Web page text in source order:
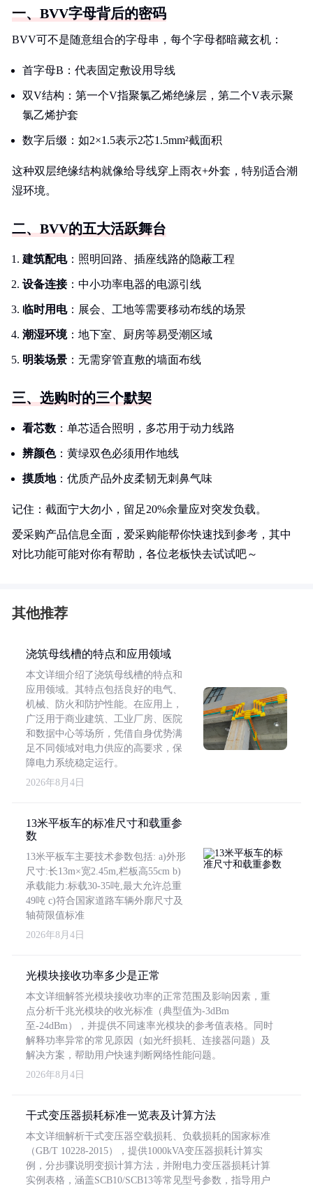
一、BVV字母背后的密码
BVV可不是随意组合的字母串，每个字母都暗藏玄机：
首字母B：代表固定敷设用导线
双V结构：第一个V指聚氯乙烯绝缘层，第二个V表示聚
氯乙烯护套
数字后缀：如2×1.5表示2芯1.5mm²截面积
这种双层绝缘结构就像给导线穿上雨衣+外套，特别适合潮
湿环境。
二、BVV的五大活跃舞台
建筑配电：照明回路、插座线路的隐蔽工程
设备连接：中小功率电器的电源引线
临时用电：展会、工地等需要移动布线的场景
潮湿环境：地下室、厨房等易受潮区域
明装场景 ：无需穿管直敷的墙面布线
三、选购时的三个默契
看芯数 ：单芯适合照明，多芯用于动力线路
辨颜色：黄绿双色必须用作地线
摸质地：优质产品外皮柔韧无刺鼻气味
记住：截面宁大勿小，留足20%余量应对突发负载。
爱采购产品信息全面，爱采购能帮你快速找到参考，其中
对比功能可能对你有帮助，各位老板快去试试吧～
其他推荐
浇筑母线槽的特点和应用领域
本文详细介绍了浇筑母线槽的特点和
应用领域。其特点包括良好的电气、
机械、防火和防护性能。在应用上，
广泛用于商业建筑、工业厂房、医院
和数据中心等场所，凭借自身优势满
足不同领域对电力供应的高要求，保
障电力系统稳定运行。
2026年8月4日
13米平板车的标准尺寸和载重参
数
13米平板车主要技术参数包括: a)外形
尺寸:长13m×宽2.45m,栏板高55cm b)
承载能力:标载30-35吨,最大允许总重
49吨 c)符合国家道路车辆外廓尺寸及
轴荷限值标准
2026年8月4日
光模块接收功率多少是正常
本文详细解答光模块接收功率的正常范围及影响因素，重
点分析千兆光模块的收光标准（典型值为-3dBm
至-24dBm），并提供不同速率光模块的参考值表格。同时
解释功率异常的常见原因（如光纤损耗、连接器问题）及
解决方案，帮助用户快速判断网络性能问题。
2026年8月4日
干式变压器损耗标准一览表及计算方法
本文详细解析干式变压器空载损耗、负载损耗的国家标准
（GB/T 10228-2015），提供1000kVA变压器损耗计算实
例，分步骤说明变损计算方法，并附电力变压器损耗计算
实例表格，涵盖SCB10/SCB13等常见型号参数，指导用户